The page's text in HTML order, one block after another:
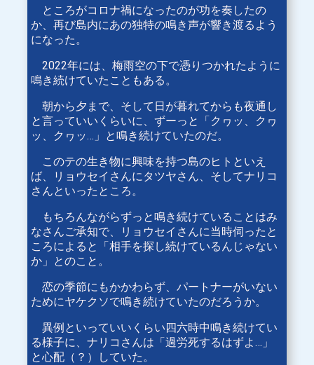
ところがコロナ禍になったのが功を奏したの
か、再び島内にあの独特の鳴き声が響き渡るよう
になった。
2022年には、梅雨空の下で憑りつかれたように
鳴き続けていたこともある。
朝から夕まで、そして日が暮れてからも夜通し
と言っていいくらいに、ずーっと「クヮッ、クヮ
ッ、クヮッ…」と鳴き続けていたのだ。
このテの生き物に興味を持つ島のヒトといえ
ば、リョウセイさんにタツヤさん、そしてナリコ
さんといったところ。
もちろんながらずっと鳴き続けていることはみ
なさんご承知で、リョウセイさんに当時伺ったと
ころによると「相手を探し続けているんじゃない
か」とのこと。
恋の季節にもかかわらず、パートナーがいない
ためにヤケクソで鳴き続けていたのだろうか。
異例といっていいくらい四六時中鳴き続けてい
る様子に、ナリコさんは「過労死するはずよ…」
と心配（？）していた。